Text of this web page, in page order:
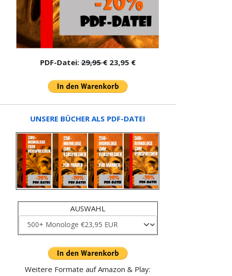
PDF-Datei:29,95 €23,95 €
UNSERE BÜCHER ALS PDF-DATEI
AUSWAHL
Weitere Formate auf Amazon & Play: